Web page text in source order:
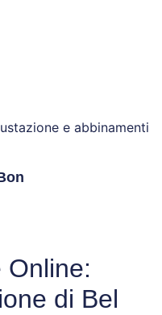
Online:
di Bel